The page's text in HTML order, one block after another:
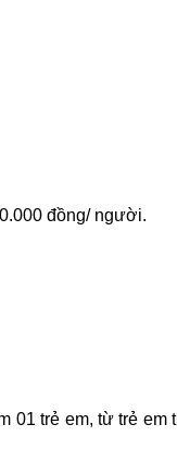
đồng/ người.
01 trẻ em, từ trẻ em